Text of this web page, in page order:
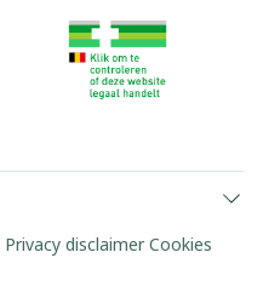
Privacy disclaimer Cookies